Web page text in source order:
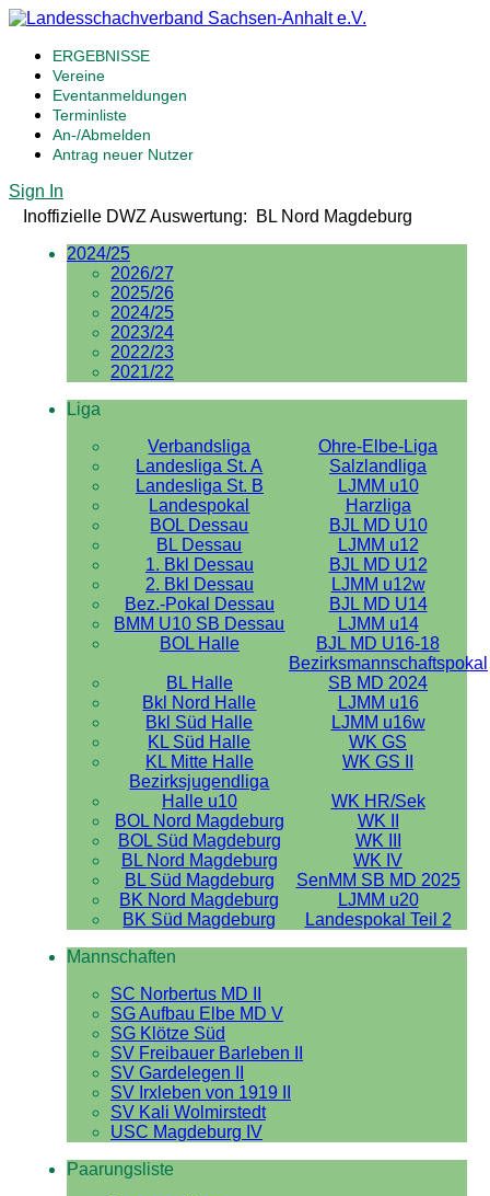
ERGEBNISSE
Vereine
Eventanmeldungen
Terminliste
An-/Abmelden
Antrag neuer Nutzer
Sign In
Inoffizielle DWZ Auswertung: BL Nord Magdeburg
2024/25
2026/27
2025/26
2024/25
2023/24
2022/23
2021/22
Liga
Verbandsliga
Ohre-Elbe-Liga
Landesliga St. A
Salzlandliga
Landesliga St. B
LJMM u10
Landespokal
Harzliga
BOL Dessau
BJL MD U10
BL Dessau
LJMM u12
1. Bkl Dessau
BJL MD U12
2. Bkl Dessau
LJMM u12w
Bez.-Pokal Dessau
BJL MD U14
BMM U10 SB Dessau
LJMM u14
BOL Halle
BJL MD U16-18
BL Halle
Bezirksmannschaftspokal
SB MD 2024
Bkl Nord Halle
LJMM u16
Bkl Süd Halle
LJMM u16w
KL Süd Halle
WK GS
KL Mitte Halle
WK GS II
Bezirksjugendliga
Halle u10
WK HR/Sek
BOL Nord Magdeburg
WK II
BOL Süd Magdeburg
WK III
BL Nord Magdeburg
WK IV
BL Süd Magdeburg
SenMM SB MD 2025
BK Nord Magdeburg
LJMM u20
BK Süd Magdeburg
Landespokal Teil 2
Mannschaften
SC Norbertus MD II
SG Aufbau Elbe MD V
SG Klötze Süd
SV Freibauer Barleben II
SV Gardelegen II
SV Irxleben von 1919 II
SV Kali Wolmirstedt
USC Magdeburg IV
Paarungsliste